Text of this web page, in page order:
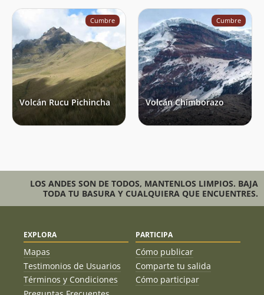
Cumbre
Volcán Rucu Pichincha
Cumbre
Volcán Chimborazo
LOS ANDES SON DE TODOS, MANTENLOS LIMPIOS. BAJA
TODA TU BASURA Y CUALQUIERA QUE ENCUENTRES.
EXPLORA
Mapas
Testimonios de Usuarios
Términos y Condiciones
PARTICIPA
Cómo publicar
Comparte tu salida
Cómo participar